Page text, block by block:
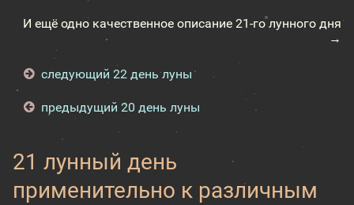
И ещё одно качественное описание 21-го лунного дня
→
следующий 22 день луны
предыдущий 20 день луны
21 лунный день
применительно к различным